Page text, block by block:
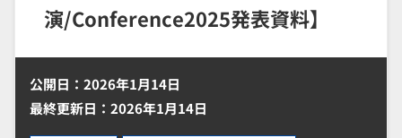
演/Conference2025発表資料】
公開日：2026年1月14日
最終更新日：2026年1月14日